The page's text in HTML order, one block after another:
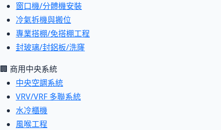
窗口機/分體機安裝
冷氣拆機與搬位
專業搭棚/免搭棚工程
封玻璃/封鋁板/洗窿
🏢 商用中央系統
中央空調系統
VRV/VRF 多聯系統
水冷櫃機
風喉工程